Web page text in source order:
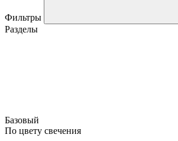
Фильтры
Разделы
Базовый
По цвету свечения